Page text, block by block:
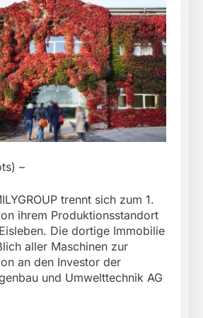
–
trennt sich zum 1.
ihrem Produktionsstandort
Die dortige Immobilie
aller Maschinen zur
an den Investor der
und Umwelttechnik AG